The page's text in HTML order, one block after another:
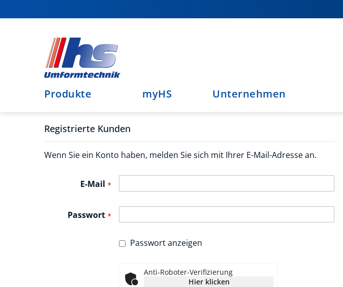
zum
Produkte myHS Unternehmen
Registrierte Kunden
Wenn Sie ein Konto haben, melden Sie sich mit Ihrer E-Mail-Adresse an.
E-Mail
Passwort
Passwort anzeigen
Anti-Roboter-Verifizierung
Hier klicken